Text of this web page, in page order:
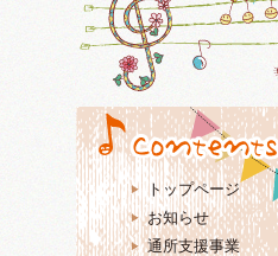
トップページ
お知らせ
通所支援事業